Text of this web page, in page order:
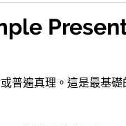
普遍真理。這是最基